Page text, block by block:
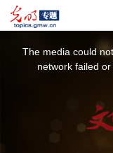
The media could
network failed